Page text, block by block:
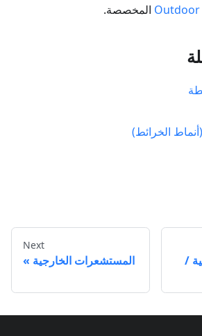
المخصصة.
الخرائط)
/
Next
المستشعرات الخارجية